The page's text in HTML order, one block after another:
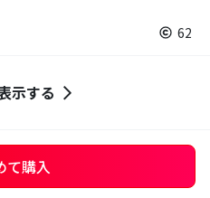
62
示する
て購入